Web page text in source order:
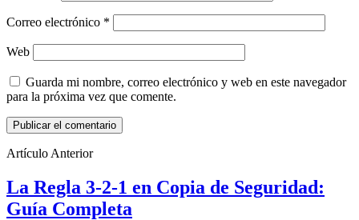
Correo electrónico *
Web
Guarda mi nombre, correo electrónico y web en este navegador
para la próxima vez que comente.
Artículo Anterior
La Regla 3-2-1 en Copia de Seguridad:
Guía Completa